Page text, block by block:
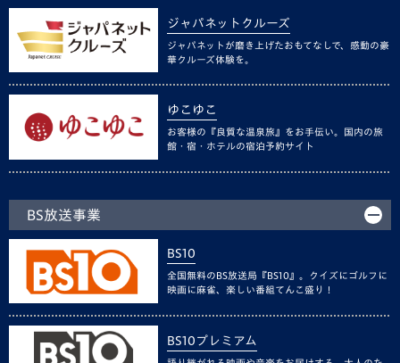
ジャパネットクルーズ
ジャパネットが磨き上げたおもてなしで、感動の豪
華クルーズ体験を。
ゆこゆこ
お客様の『良質な温泉旅』をお手伝い。国内の旅
館・宿・ホテルの宿泊予約サイト
BS放送事業
BS10
全国無料のBS放送局『BS10』。クイズにゴルフに
映画に麻雀、楽しい番組てんこ盛り！
BS10プレミアム